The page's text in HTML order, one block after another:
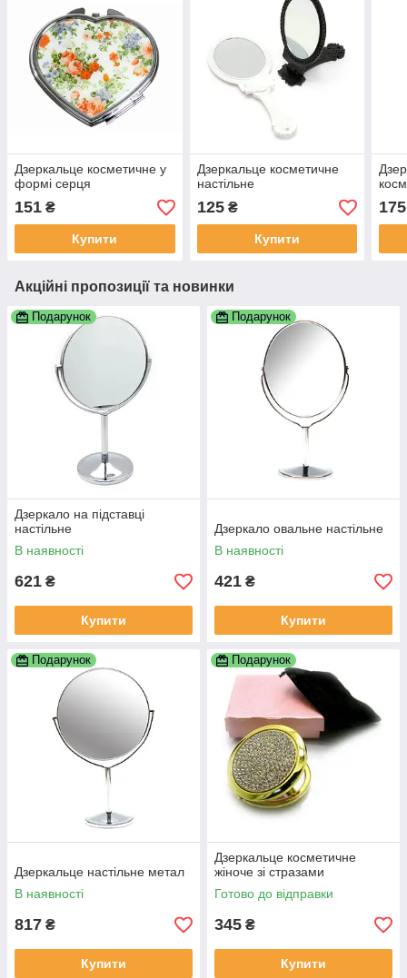
Дзеркальце косметичне у
формі серця
151 ₴
Купити
Дзеркальце косметичне
настільне
125₴
Купити
175
Акційні пропозиції та новинки
Подарунок
Дзеркало на підставці
настільне
В наявності
621 ₴
Купити
Подарунок
Дзеркало овальне настільне
В наявності
421 ₴
Купити
Подарунок
Дзеркальце настільне метал
В наявності
817 ₴
Купити
Подарунок
Дзеркальце косметичне
жіноче зі стразами
Готово до відправки
345 ₴
Купити